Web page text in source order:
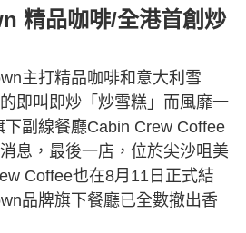
精品咖啡/全港首創炒
主打精品咖啡和意大利雪
即叫即炒「炒雪糕」而風靡一
副線餐廳Cabin Crew Coffee
息，最後一店，位於尖沙咀美
Coffee也在8月11日正式結
品牌旗下餐廳已全數撤出香